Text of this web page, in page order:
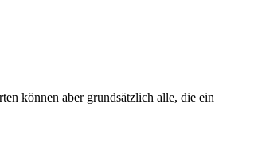
können aber grundsätzlich alle, die ein